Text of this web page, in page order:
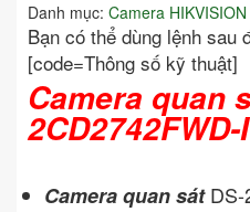
Danh mục: Camera HIKVISION
Bạn có thể dùng lệnh sau
[code=Thông số kỹ thuật]
Camera quan
2CD2742FWD-I
Camera quan sát